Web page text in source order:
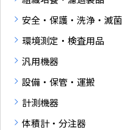
安全・保護・洗浄・滅菌
環境測定・検査用品
汎用機器
設備・保管・運搬
計測機器
体積計・分注器